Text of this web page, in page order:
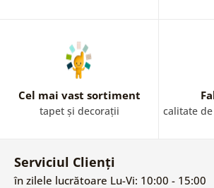
Cel mai vast sortiment
tapet și decorații calitate
Serviciul Clienți
în zilele lucrătoare Lu-Vi: 10:00 - 15:00